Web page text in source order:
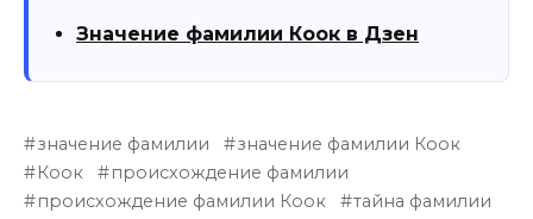
Значение фамилии Коок в Дзен
значение фамилии
значение фамилии Коок
Коок
происхождение фамилии
происхождение фамилии Коок
тайна фамилии